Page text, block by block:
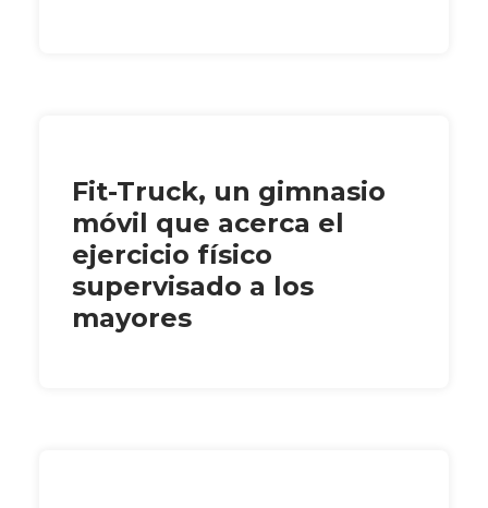
Fit-Truck, un gimnasio
móvil que acerca el
ejercicio físico
supervisado a los
mayores